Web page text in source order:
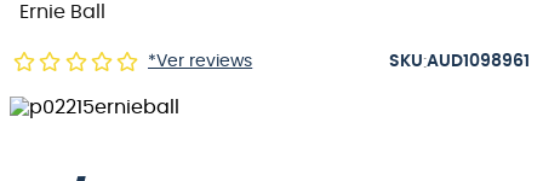
Ernie Ball
*Ver reviews :AUD1098961